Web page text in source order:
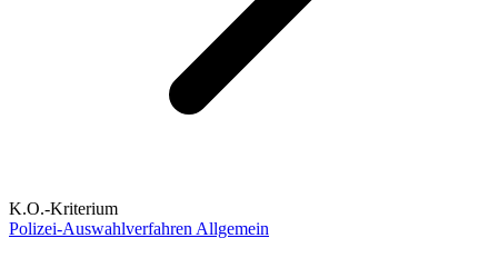
K.O.-Kriterium
Polizei-Auswahlverfahren Allgemein